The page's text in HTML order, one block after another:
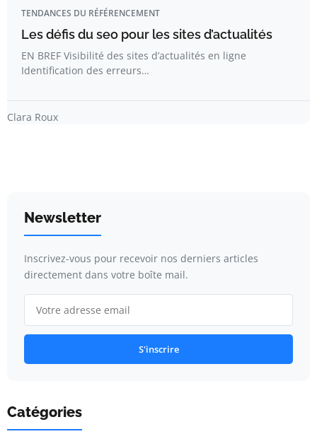
TENDANCES DU RÉFÉRENCEMENT
Les défis du seo pour les sites d’actualités
EN BREF Visibilité des sites d’actualités en ligne
Identification des erreurs…
Clara Roux
Newsletter
Inscrivez-vous pour recevoir nos derniers articles
directement dans votre boîte mail.
S'inscrire
Catégories